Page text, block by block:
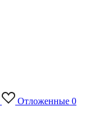
Отложенные 0